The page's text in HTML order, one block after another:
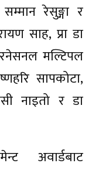
रेसुङ्गा र
साह, प्रा डा
मल्टिपल
सापकोटा,
नाइतो र डा
अवार्डबाट